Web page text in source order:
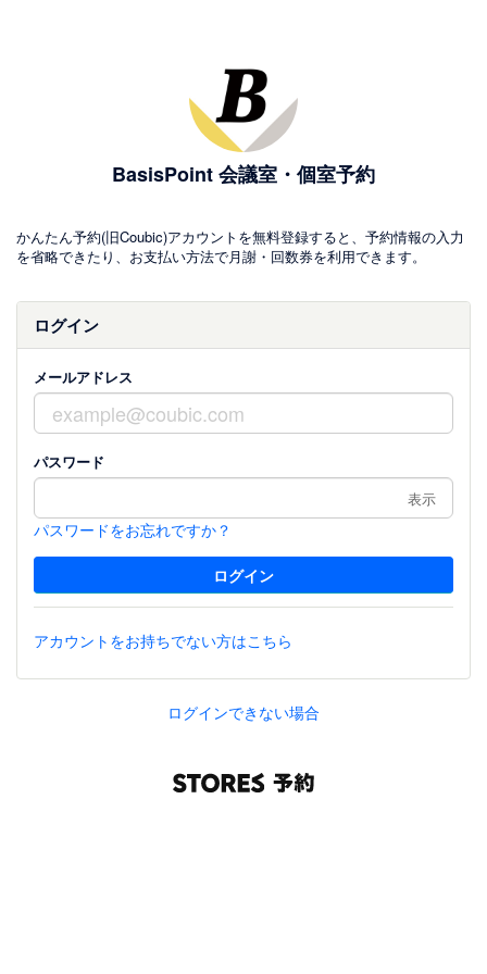
BasisPoint 会議室・個室予約
かんたん予約(旧Coubic)アカウントを無料登録すると、予約情報の入力
を省略できたり、お支払い方法で月謝・回数券を利用できます。
ログイン
メールアドレス
パスワード
表示
パスワードをお忘れですか？
アカウントをお持ちでない方はこちら
ログインできない場合